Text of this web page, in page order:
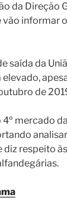
da Direção
vão informar
saída da
elevado,
de
4º mercado
respeito